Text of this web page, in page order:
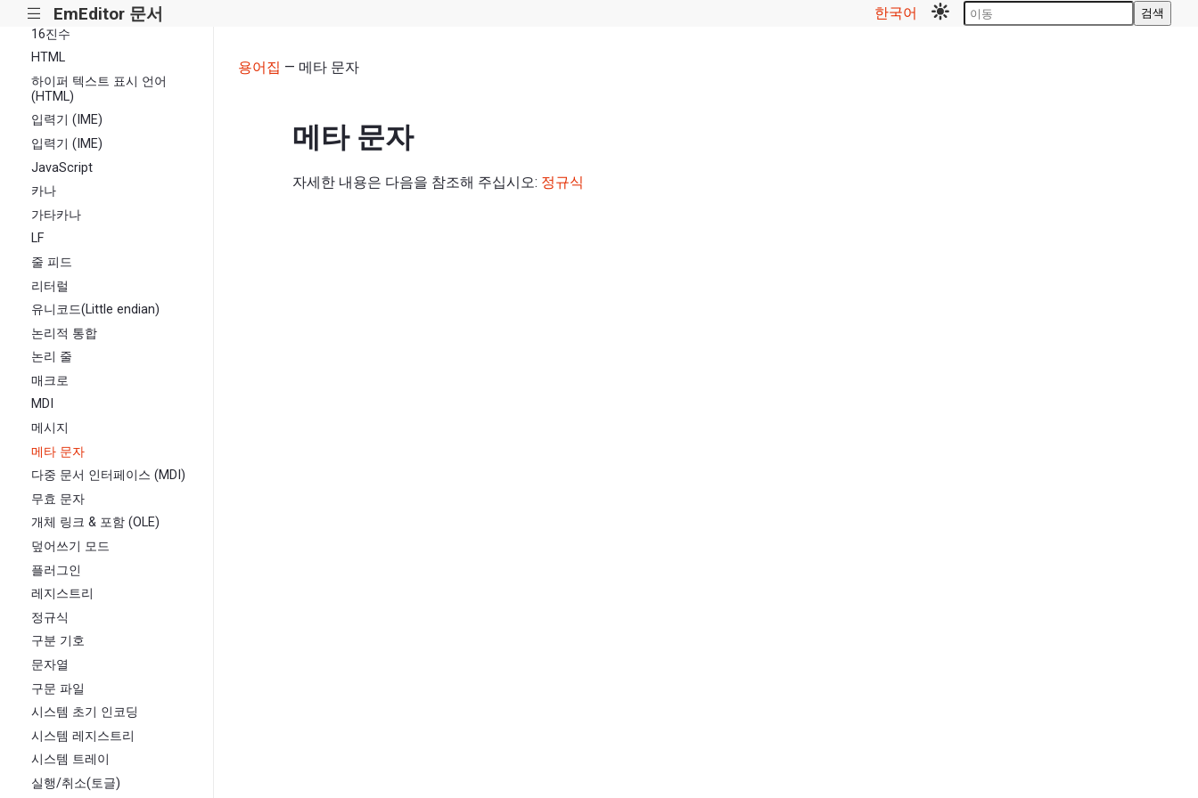
||| EmEditor 문서 한국어 검색
반자
16진수
HTML
하이퍼 텍스트 표시 언어
(HTML)
입력기 (IME)
입력기 (IME)
JavaScript
카나
가타카나
LF
줄 피드
리터럴
유니코드(Little endian)
논리적 통합
논리 줄
매크로
MDI
메시지
메타 문자
다중 문서 인터페이스 (MDI)
무효 문자
개체 링크 & 포함 (OLE)
덮어쓰기 모드
플러그인
레지스트리
정규식
구분 기호
문자열
구문 파일
시스템 초기 인코딩
시스템 레지스트리
시스템 트레이
실행/취소(토글)
용어집 — 메타 문자
메타 문자
자세한 내용은 다음을 참조해 주십시오: 정규식